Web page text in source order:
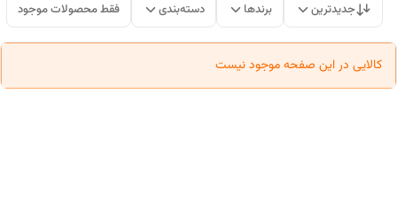
جدیدترین برندها دسته‌بندی فقط محصولات موجود
کالایی در این صفحه موجود نیست